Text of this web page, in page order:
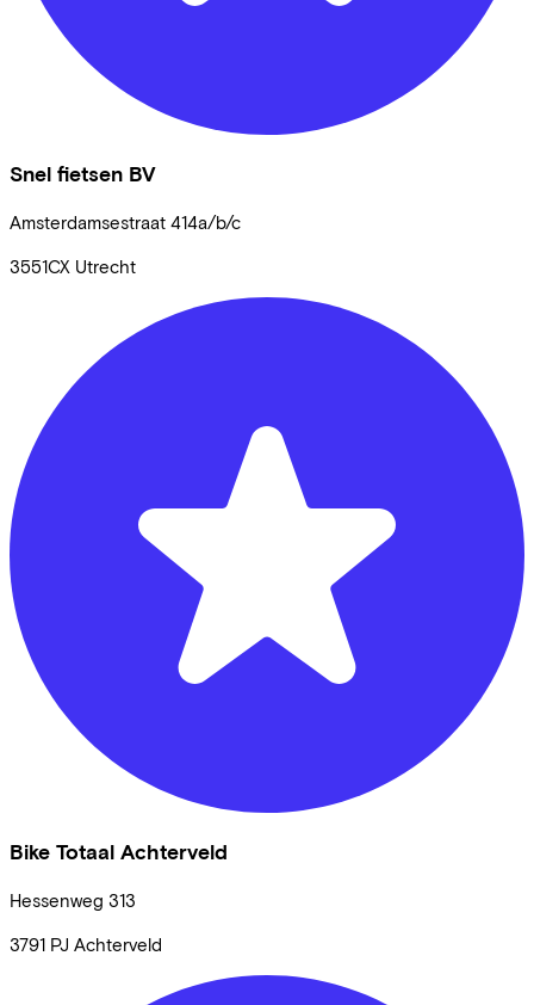
Snel fietsen BV
Amsterdamsestraat 414a/b/c
3551CX Utrecht
Bike Totaal Achterveld
Hessenweg 313
3791 PJ Achterveld